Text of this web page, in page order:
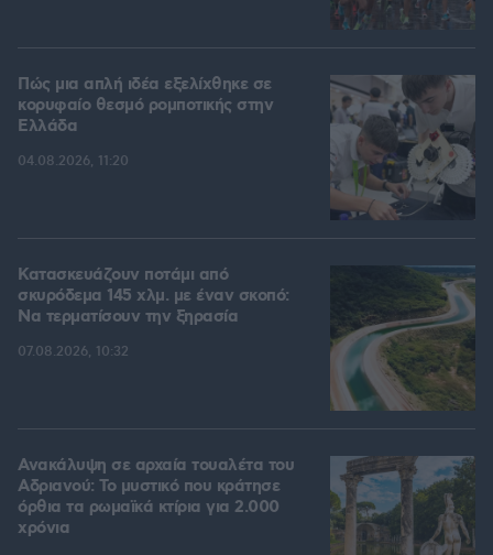
Πώς μια απλή ιδέα εξελίχθηκε σε
κορυφαίο θεσμό ρομποτικής στην
Ελλάδα
04.08.2026, 11:20
Κατασκευάζουν ποτάμι από
σκυρόδεμα 145 χλμ. με έναν σκοπό:
Να τερματίσουν την ξηρασία
07.08.2026, 10:32
Ανακάλυψη σε αρχαία τουαλέτα του
Αδριανού: Το μυστικό που κράτησε
όρθια τα ρωμαϊκά κτίρια για 2.000
χρόνια